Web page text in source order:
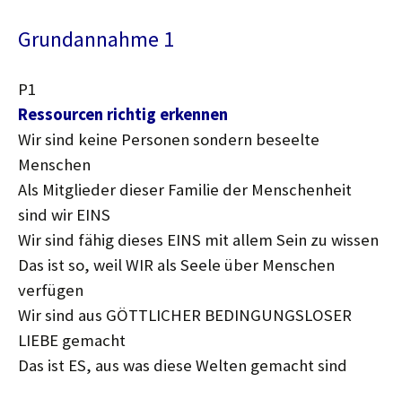
Grundannahme 1
P1
Ressourcen richtig erkennen
Wir sind keine Personen sondern beseelte
Menschen
Als Mitglieder dieser Familie der Menschenheit
sind wir EINS
Wir sind fähig dieses EINS mit allem Sein zu wissen
Das ist so, weil WIR als Seele über Menschen
verfügen
Wir sind aus GÖTTLICHER BEDINGUNGSLOSER
LIEBE gemacht
Das ist ES, aus was diese Welten gemacht sind